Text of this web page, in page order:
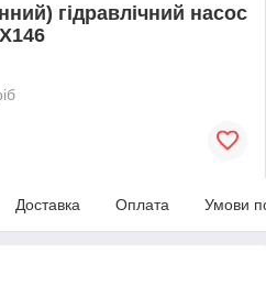
гідравлічний насос
Доставка Оплата Умови